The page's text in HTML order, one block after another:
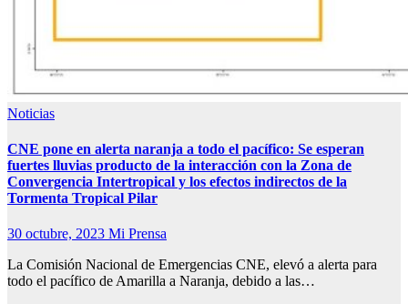
Noticias
CNE pone en alerta naranja a todo el pacífico: Se esperan
fuertes lluvias producto de la interacción con la Zona de
Convergencia Intertropical y los efectos indirectos de la
Tormenta Tropical Pilar
30 octubre, 2023 Mi Prensa
La Comisión Nacional de Emergencias CNE, elevó a alerta para
todo el pacífico de Amarilla a Naranja, debido a las…